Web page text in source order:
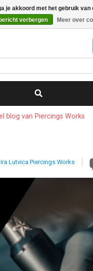
je akkoord met het gebruik
verbergen Meer over
blog van Piercings Works
Ira Lutvica Piercings Works